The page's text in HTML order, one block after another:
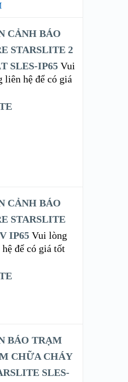
CẢNH BÁO
STARSLITE 2
SLES-IP65 Vui
liên hệ để có giá
CẢNH BÁO
STARSLITE
IP65 Vui lòng
để có giá tốt
BÁO TRẠM
CHỮA CHÁY
SLES-